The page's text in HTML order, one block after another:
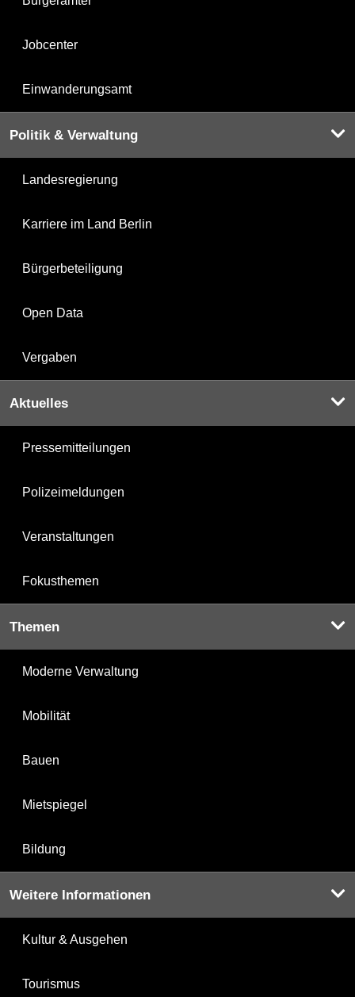
Jobcenter
Einwanderungsamt
Politik & Verwaltung
Landesregierung
Karriere im Land Berlin
Bürgerbeteiligung
Open Data
Vergaben
Aktuelles
Pressemitteilungen
Polizeimeldungen
Veranstaltungen
Fokusthemen
Themen
Moderne Verwaltung
Mobilität
Bauen
Mietspiegel
Bildung
Weitere Informationen
Kultur & Ausgehen
Tourismus